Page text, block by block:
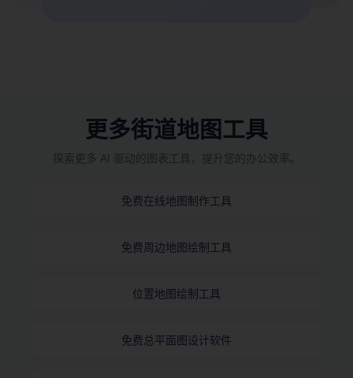
更多街道地图工具
探索更多 AI 驱动的图表工具，提升您的办公效率。
免费在线地图制作工具
免费周边地图绘制工具
位置地图绘制工具
免费总平面图设计软件